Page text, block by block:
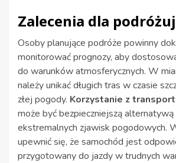
Zalecenia dla
Osoby planujące podróże powinny
monitorować prognozy, aby
do warunków atmosferycznych. W
należy unikać długich tras w czasie
złej pogody. Korzystanie z
może być bezpieczniejszą
ekstremalnych zjawisk pogodowych.
upewnić się, że samochód jest
przygotowany do jazdy w trudnych